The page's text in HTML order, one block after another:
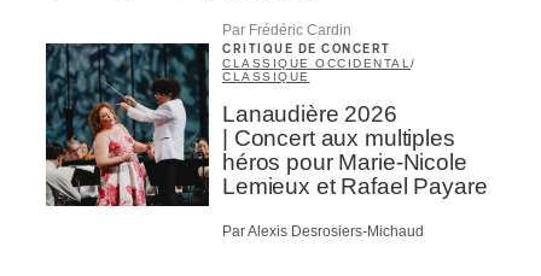
Par Frédéric Cardin
CRITIQUE DE CONCERT
CLASSIQUE OCCIDENTAL /
CLASSIQUE
Lanaudière 2026
| Concert aux multiples
héros pour Marie-Nicole
Lemieux et Rafael Payare
Par Alexis Desrosiers-Michaud